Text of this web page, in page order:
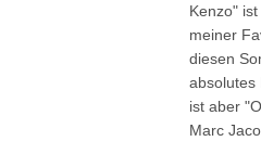
Kenzo"
meiner
diesen
absolutes
ist aber
Marc